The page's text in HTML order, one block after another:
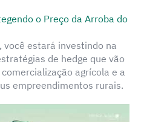
o Preço da Arroba do
você estará investindo na
de hedge que vão
agrícola e a
empreendimentos rurais.